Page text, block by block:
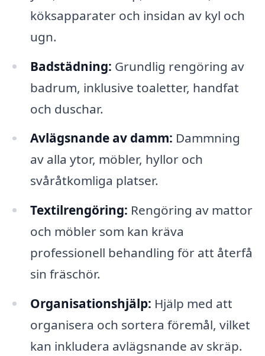
köksapparater och insidan av kyl och
ugn.
Badstädning: Grundlig rengöring av
badrum, inklusive toaletter, handfat
och duschar.
Avlägsnande av damm: Dammning
av alla ytor, möbler, hyllor och
svåråtkomliga platser.
Textilrengöring: Rengöring av mattor
och möbler som kan kräva
professionell behandling för att återfå
sin fräschör.
Organisationshjälp: Hjälp med att
organisera och sortera föremål, vilket
kan inkludera avlägsnande av skräp.